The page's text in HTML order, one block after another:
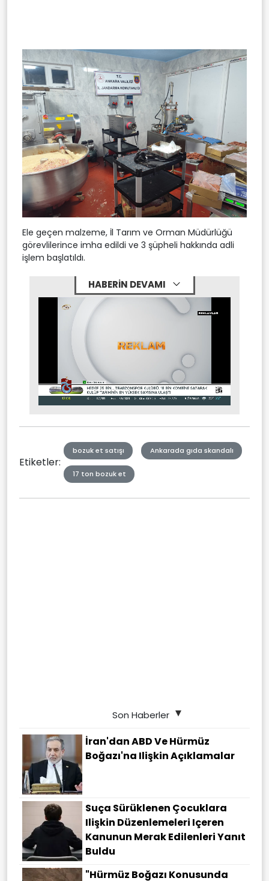
Ele geçen malzeme, İl Tarım ve Orman Müdürlüğü
görevlilerince imha edildi ve 3 şüpheli hakkında adli
işlem başlatıldı.
HABERİN DEVAMI
Mute Stream
Etiketler:
bozuk et satışı Ankarada gıda skandalı
17 ton bozuk et
Son Haberler
İran'dan ABD Ve Hürmüz
Boğazı'na Ilişkin Açıklamalar
Suça Sürüklenen Çocuklara
Ilişkin Düzenlemeleri Içeren
Kanunun Merak Edilenleri Yanıt
Buldu
"Hürmüz Boğazı Konusunda